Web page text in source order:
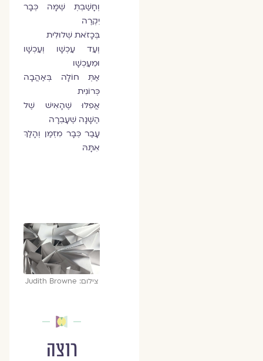
וְחָשַׁבְתְּ שֶׁמָּה כְּבָר
יִקְרֶה
בְּכָזֹאת שְׁלוּלִית
וְעַד עַכְשָׁו וְעַכְשָׁו
וּמֵעַכְשָׁו
אַתְּ חוֹלָה בְּאַהֲבָה
כְּרוֹנִית
אֲפִלּוּ שֶׁהָאִישׁ שֶׁל
הַשָּׁנָה שֶׁעָבְרָה
עָבַר כְּבָר מִזְּמַן וְהָלַךְ
אִתָּהּ
צילום: Judith Browne
רוצה